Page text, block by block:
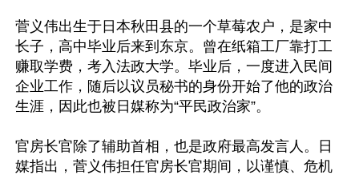
菅义伟出生于日本秋田县的一个草莓农户，是家中
长子，高中毕业后来到东京。曾在纸箱工厂靠打工
赚取学费，考入法政大学。毕业后，一度进入民间
企业工作，随后以议员秘书的身份开始了他的政治
生涯，因此也被日媒称为“平民政治家”。
官房长官除了辅助首相，也是政府最高发言人。日
媒指出，菅义伟担任官房长官期间，以谨慎、危机